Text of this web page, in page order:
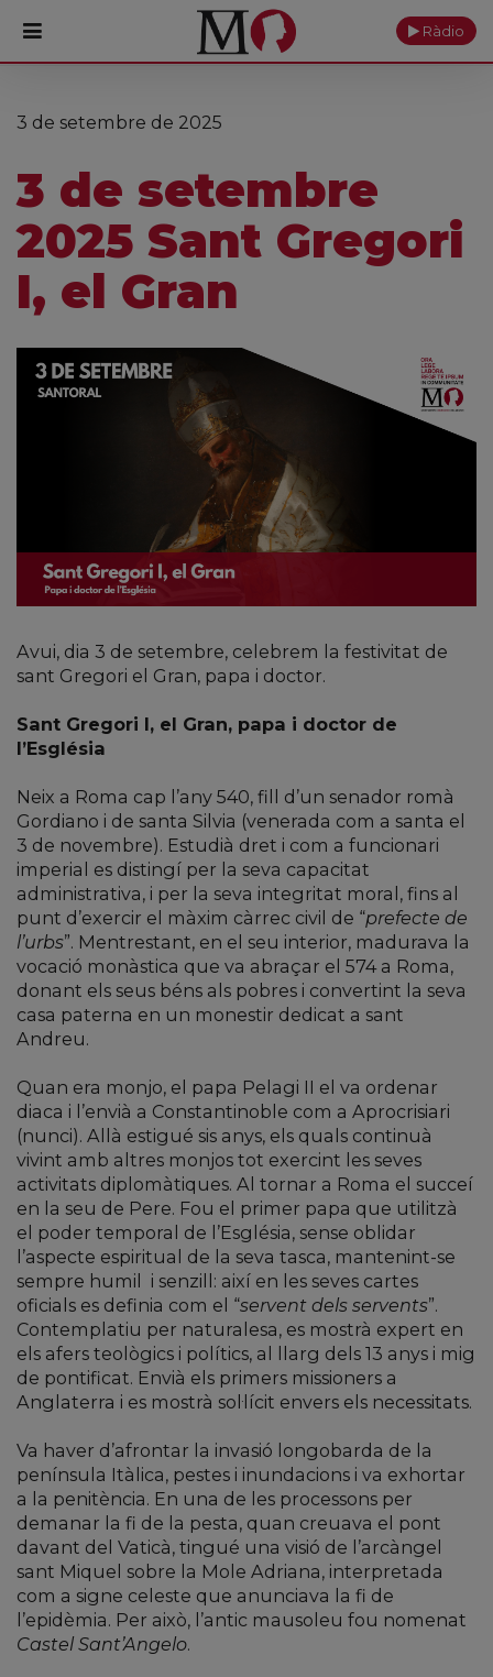
PORTADA
Actualitat
Visita'ns
Ràdio
3 de setembre de 2025
3 de setembre
2025 Sant Gregori
I, el Gran
Avui, dia 3 de setembre, celebrem la festivitat de
sant Gregori el Gran, papa i doctor.
Sant Gregori I, el Gran, papa i doctor de
l’Església
Neix a Roma cap l’any 540, fill d’un senador romà
Gordiano i de santa Silvia (venerada com a santa el
3 de novembre). Estudià dret i com a funcionari
imperial es distingí per la seva capacitat
administrativa, i per la seva integritat moral, fins al
punt d’exercir el màxim càrrec civil de “prefecte de
l’urbs”. Mentrestant, en el seu interior, madurava la
vocació monàstica que va abraçar el 574 a Roma,
donant els seus béns als pobres i convertint la seva
casa paterna en un monestir dedicat a sant
Andreu.
Quan era monjo, el papa Pelagi II el va ordenar
diaca i l’envià a Constantinoble com a Aprocrisiari
(nunci). Allà estigué sis anys, els quals continuà
vivint amb altres monjos tot exercint les seves
activitats diplomàtiques. Al tornar a Roma el succeí
en la seu de Pere. Fou el primer papa que utilitzà
el poder temporal de l’Església, sense oblidar
l’aspecte espiritual de la seva tasca, mantenint-se
sempre humil
i senzill: així en les seves cartes
oficials es definia com el “servent dels servents”.
Contemplatiu per naturalesa, es mostrà expert en
els afers teològics i polítics, al llarg dels 13 anys i mig
de pontificat. Envià els primers missioners a
Anglaterra i es mostrà sol·lícit envers els necessitats.
Va haver d’afrontar la invasió longobarda de la
península Itàlica, pestes i inundacions i va exhortar
a la penitència. En una de les processons per
demanar la fi de la pesta, quan creuava el pont
davant del Vaticà, tingué una visió de l’arcàngel
sant Miquel sobre la Mole Adriana, interpretada
com a signe celeste que anunciava la fi de
l’epidèmia. Per això, l’antic mausoleu fou nomenat
Castel Sant’Angelo.